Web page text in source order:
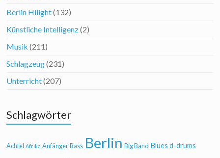
Berlin Hilight(132)
Künstliche Intelligenz(2)
Musik (211)
Schlagzeug(231)
Unterricht(207)
Schlagwörter
Achtel Afrika Anfänger Bass Berlin Big Band Blues d-drums